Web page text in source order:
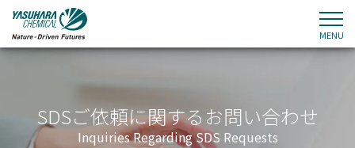
MENU
SDSご依頼に関するお問い合わせ
Inquiries Regarding SDS Requests